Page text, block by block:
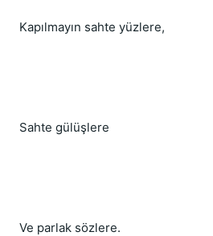
Kapılmayın sahte yüzlere,
Sahte gülüşlere
Ve parlak sözlere.